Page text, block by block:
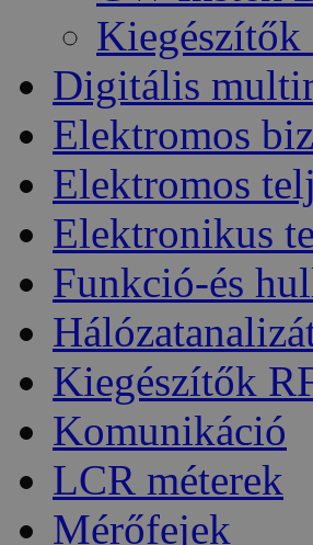
Kiegészítők
Digitális
Elektromos
Elektromos
Elektronikus
Funkció-és
Kiegészítők
Komunikáció
LCR méterek
Mérőfejek